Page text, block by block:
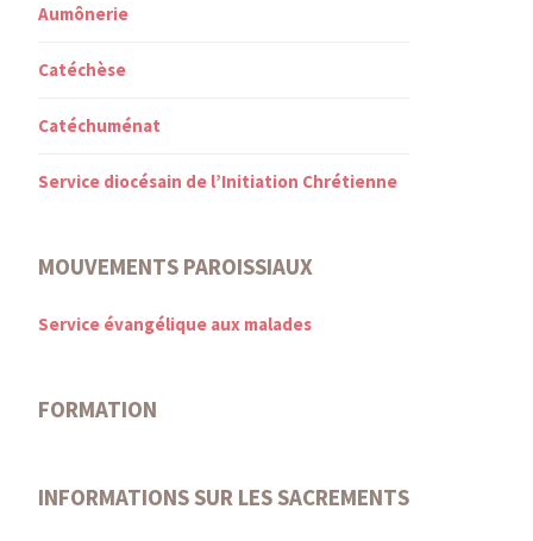
Aumônerie
Catéchèse
Catéchuménat
Service diocésain de l’Initiation Chrétienne
MOUVEMENTS PAROISSIAUX
Service évangélique aux malades
FORMATION
INFORMATIONS SUR LES SACREMENTS